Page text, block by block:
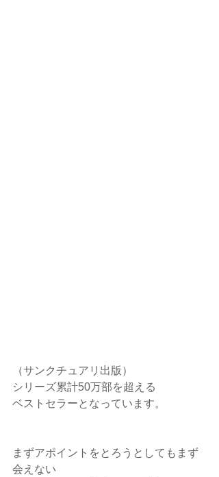
（サンクチュアリ出版）
シリーズ累計50万部を超える
ベストセラーとなっています。
まずアポイントをとろうとしてもまず
会えない